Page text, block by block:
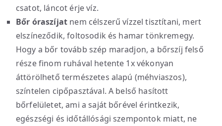
csatot, láncot érje víz.
Bőr óraszíjat nem célszerű vízzel tisztítani, mert
elszíneződik, foltosodik és hamar tönkremegy.
Hogy a bőr tovább szép maradjon, a bőrszíj felső
része finom ruhával hetente 1x vékonyan
áttörölhető természetes alapú (méhviaszos),
színtelen cipőpasztával. A belső hasított
bőrfelületet, ami a saját bőrével érintkezik,
egészségi és időtállósági szempontok miatt, ne